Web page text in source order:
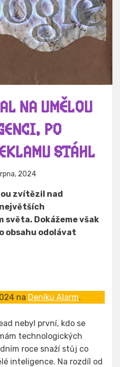
NA UMĚLOU
PO
STÁHL
Hynek Trojánek
2024
zvítězil nad
Dokážeme však
obsahu odolávat
na Deníku Alarm.
nebyl první, kdo se
technologických
roce snaží stůj co
inteligence. Na rozdíl od